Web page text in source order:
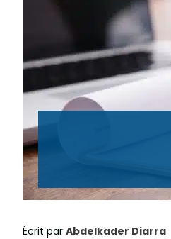
Écrit par Abdelkader Diarra